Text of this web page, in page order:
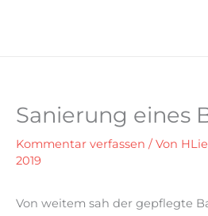
Sanierung eines
Kommentar verfassen / Von
2019
Von weitem sah der gepflegte